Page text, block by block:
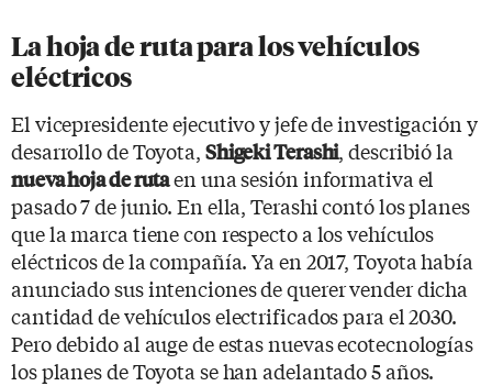
La hoja de ruta para los vehículos
eléctricos
El vicepresidente ejecutivo y jefe de investigación y
desarrollo de Toyota, Shigeki Terashi, describió la
nueva hoja de rutaen una sesión informativa el
pasado 7 de junio. En ella, Terashi contó los planes
que la marca tiene con respecto a los vehículos
eléctricos de la compañía. Ya en 2017, Toyota había
anunciado sus intenciones de querer vender dicha
cantidad de vehículos electrificados para el 2030.
Pero debido al auge de estas nuevas ecotecnologías
los planes de Toyota se han adelantado 5 años.